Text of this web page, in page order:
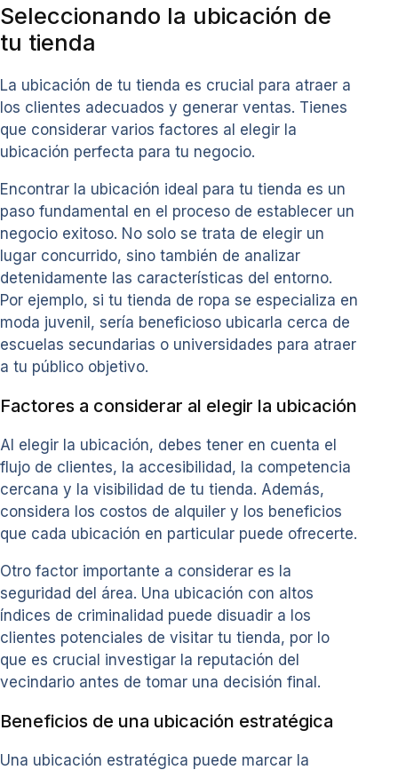
Seleccionando la ubicación de
tu tienda
La ubicación de tu tienda es crucial para atraer a
los clientes adecuados y generar ventas. Tienes
que considerar varios factores al elegir la
ubicación perfecta para tu negocio.
Encontrar la ubicación ideal para tu tienda es un
paso fundamental en el proceso de establecer un
negocio exitoso. No solo se trata de elegir un
lugar concurrido, sino también de analizar
detenidamente las características del entorno.
Por ejemplo, si tu tienda de ropa se especializa en
moda juvenil, sería beneficioso ubicarla cerca de
escuelas secundarias o universidades para atraer
a tu público objetivo.
Factores a considerar al elegir la ubicación
Al elegir la ubicación, debes tener en cuenta el
flujo de clientes, la accesibilidad, la competencia
cercana y la visibilidad de tu tienda. Además,
considera los costos de alquiler y los beneficios
que cada ubicación en particular puede ofrecerte.
Otro factor importante a considerar es la
seguridad del área. Una ubicación con altos
índices de criminalidad puede disuadir a los
clientes potenciales de visitar tu tienda, por lo
que es crucial investigar la reputación del
vecindario antes de tomar una decisión final.
Beneficios de una ubicación estratégica
Una ubicación estratégica puede marcar la